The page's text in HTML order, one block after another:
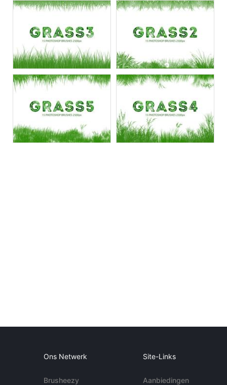
Ons Netwerk
Brusheezy
Site-Links
Aanbiedingen